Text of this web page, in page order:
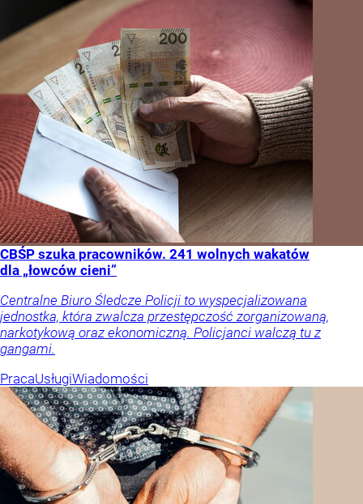
CBŚP szuka pracowników. 241 wolnych wakatów
dla „łowców cieni”
Centralne Biuro Śledcze Policji to wyspecjalizowana
jednostka, która zwalcza przestępczość zorganizowaną,
narkotykową oraz ekonomiczną. Policjanci walczą tu z
gangami.
PracaUsługiWiadomości